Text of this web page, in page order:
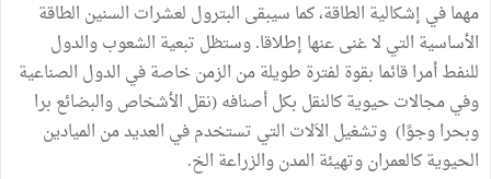
مهما في إشكالية الطاقة، كما سيبقى البترول لعشرات السنين الطاقة
الأساسية التي لا غنى عنها إطلاقا. وستظل تبعية الشعوب والدول
للنفط أمرا قائما بقوة لفترة طويلة من الزمن خاصة في الدول الصناعية
وفي مجالات حيوية كالنقل بكل أصنافه (نقل الأشخاص والبضائع برا
وبحرا وجوًا) وتشغيل الاَلات التي تستخدم في العديد من الميادين
الحيوية كالعمران وتهيئة المدن والزراعة الخ.